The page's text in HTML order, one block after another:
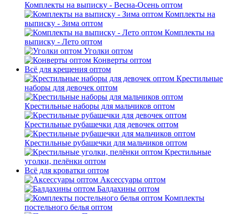
Комплекты на выписку - Весна-Осень оптом
Комплекты на
выписку - Зима оптом
Комплекты на
выписку - Лето оптом
Уголки оптом
Конверты оптом
Всё для крещения оптом
Крестильные
наборы для девочек оптом
Крестильные наборы для мальчиков оптом
Крестильные рубашечки для девочек оптом
Крестильные рубашечки для мальчиков оптом
Крестильные
уголки, пелёнки оптом
Всё для кроватки оптом
Аксессуары оптом
Балдахины оптом
Комплекты
постельного белья оптом